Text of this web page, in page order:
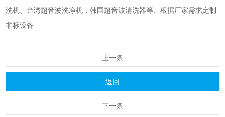
洗机、台湾超音波洗净机 ，韩国超音波清洗器等、根据厂家需求定制
非标设备
上一条
返回
下一条